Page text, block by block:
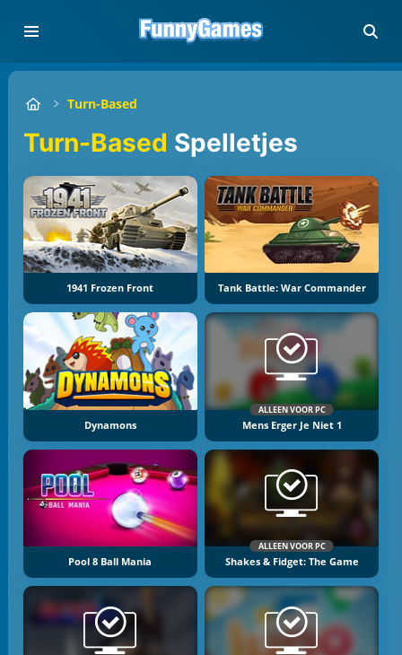
Turn-Based
Turn-Based Spelletjes
1941 Frozen Front Tank Battle: War Commander
Dynamons
ALLEEN VOOR PC
Mens Erger Je Niet 1
Pool 8 Ball Mania
ALLEEN VOOR PC
Shakes & Fidget: The Game